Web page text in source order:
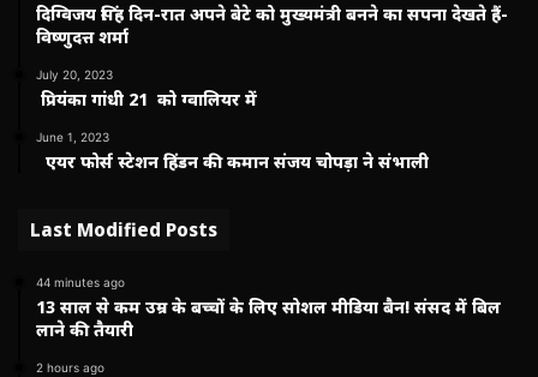
दिग्विजय सिंह दिन-रात अपने बेटे को मुख्यमंत्री बनने का सपना देखते हैं-
विष्णुदत्त शर्मा
July 20, 2023
प्रियंका गांधी 21 को ग्वालियर में
June 1, 2023
एयर फोर्स स्टेशन हिंडन की कमान संजय चोपड़ा ने संभाली
Last Modified Posts
44 minutes ago
13 साल से कम उम्र के बच्चों के लिए सोशल मीडिया बैन! संसद में बिल
लाने की तैयारी
2 hours ago